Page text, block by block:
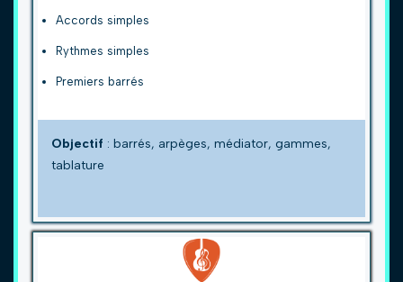
Accords simples
Rythmes simples
Premiers barrés
Objectif : barrés, arpèges, médiator, gammes,
tablature